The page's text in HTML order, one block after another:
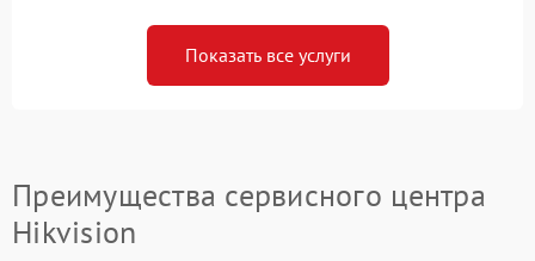
Показать все услуги
Преимущества сервисного центра
Hikvision